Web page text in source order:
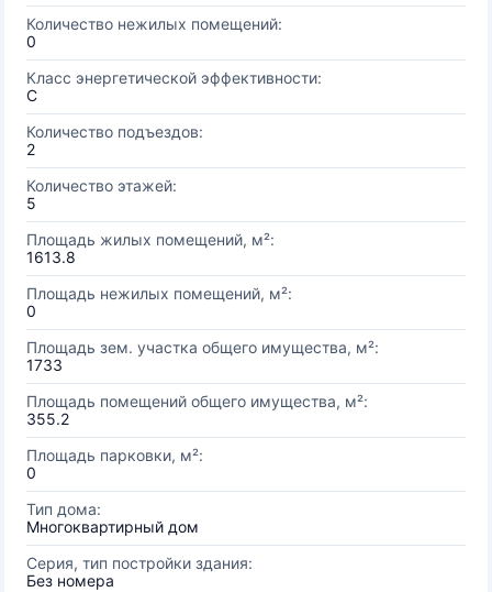
Количество нежилых помещений:
0
Класс энергетической эффективности:
C
Количество подъездов:
2
Количество этажей:
5
Площадь жилых помещений, м²:
1613.8
Площадь нежилых помещений, м²:
0
Площадь зем. участка общего имущества, м²:
1733
Площадь помещений общего имущества, м²:
355.2
Площадь парковки, м²:
0
Тип дома:
Многоквартирный дом
Серия, тип постройки здания:
Без номера